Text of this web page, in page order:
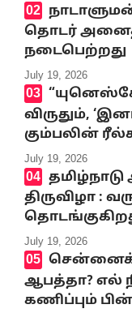
தொடர்
நடைபெற்றது
July 19, 2026
விருதும்,
கும்பலின்
July 19, 2026
திருவிழா :
July 19, 2026
ஆபத்தா? எல்
கணிப்பும்